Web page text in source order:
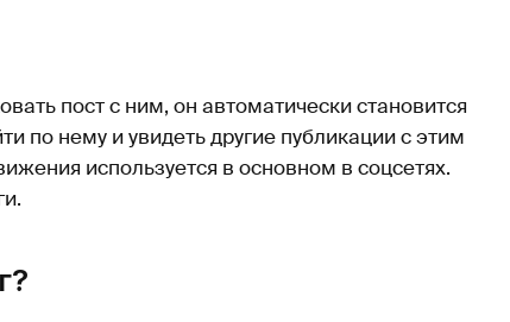
пост с ним, он автоматически становится
по нему и увидеть другие публикации с этим
используется в основном в соцсетях.